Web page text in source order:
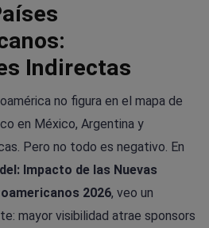
Indirectas
no figura en el mapa de
en México, Argentina y
Pero no todo es negativo. En
Impacto de las Nuevas
2026, veo un
mayor visibilidad atrae sponsors